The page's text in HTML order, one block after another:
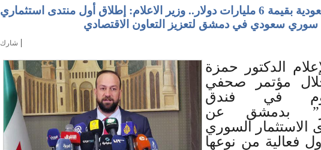
44 اتفاقية مع السعودية بقيمة 6 مليارات دولار.. وزير الاعلام: إطلاق أول منتدى استثماري
سوري سعودي في دمشق لتعزيز التعاون الاقتصادي
شارك |
الدكتور حمزة
مؤتمر صحفي
في فندق
بدمشق عن
الاستثمار السوري
فعالية من نوعها